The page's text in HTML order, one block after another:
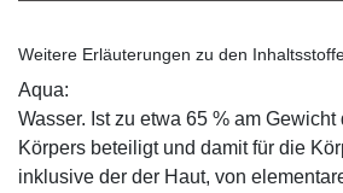
Weitere Erläuterungen zu den
Aqua:
Wasser. Ist zu etwa 65 % am
Körpers beteiligt und damit für die
inklusive der der Haut, von